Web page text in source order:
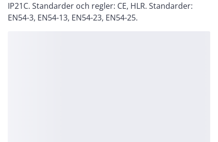
IP21C. Standarder och regler: CE, HLR. Standarder:
EN54-3, EN54-13, EN54-23, EN54-25.